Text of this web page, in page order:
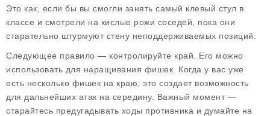
Это как, если бы вы смогли занять самый клевый стул в
классе и смотрели на кислые рожи соседей, пока они
старательно штурмуют стену неподдерживаемых позиций.
Следующее правило — контролируйте край. Его можно
использовать для наращивания фишек. Когда у вас уже
есть несколько фишек на краю, это создает возможность
для дальнейших атак на середину. Важный момент—
старайтесь предугадывать ходы противника и думайте на